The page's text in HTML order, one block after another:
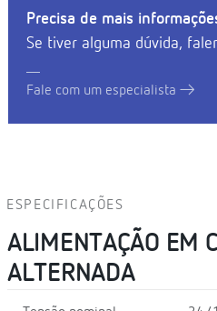
Precisa de mais
Se tiver alguma dúvida,
Fale com um especialista
ESPECIFICAÇÕES
ALIMENTAÇÃO EM
ALTERNADA